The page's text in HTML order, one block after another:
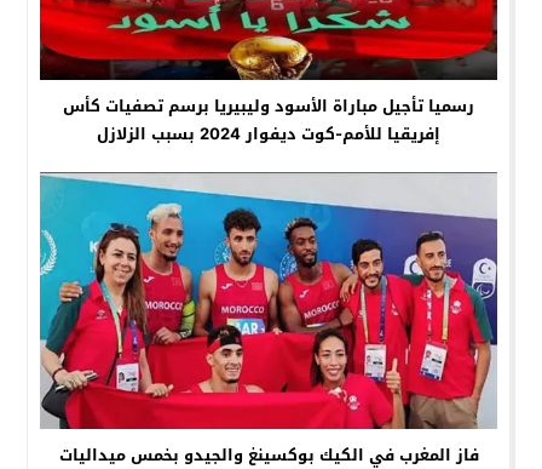
رسميا تأجيل مباراة الأسود وليبيريا برسم تصفيات كأس
إفريقيا للأمم-كوت ديفوار 2024 بسبب الزلازل
فاز المغرب في الكيك بوكسينغ والجيدو بخمس ميداليات